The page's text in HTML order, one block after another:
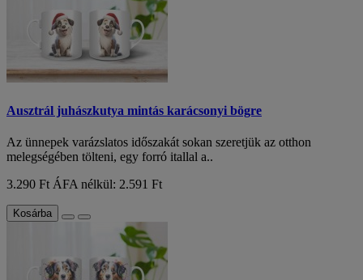
Ausztrál juhászkutya mintás karácsonyi bögre
Az ünnepek varázslatos időszakát sokan szeretjük az otthon
melegségében tölteni, egy forró itallal a..
3.290 Ft ÁFA nélkül: 2.591 Ft
Kosárba